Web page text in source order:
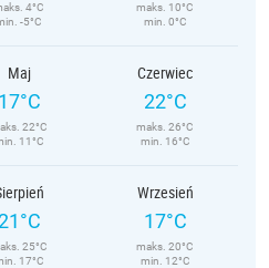
4°C
-5°C
maks. 10°C
min. 0°C
Maj
17°C
22°C
11°C
Czerwiec
22°C
maks. 26°C
min. 16°C
25°C
17°C
Wrzesień
17°C
maks. 20°C
min. 12°C